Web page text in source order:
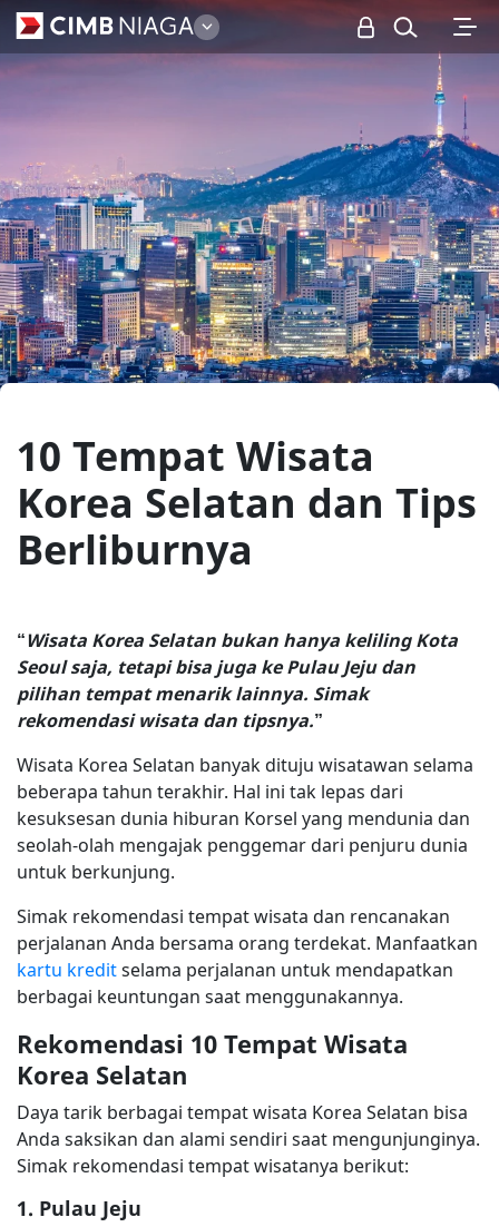
Personal
10 Tempat Wisata
Korea Selatan dan Tips
Berliburnya
“Wisata Korea Selatan bukan hanya keliling Kota
Seoul saja, tetapi bisa juga ke Pulau Jeju dan
pilihan tempat menarik lainnya. Simak
rekomendasi wisata dan tipsnya.”
Wisata Korea Selatan banyak dituju wisatawan selama
beberapa tahun terakhir. Hal ini tak lepas dari
kesuksesan dunia hiburan Korsel yang mendunia dan
seolah-olah mengajak penggemar dari penjuru dunia
untuk berkunjung.
Simak rekomendasi tempat wisata dan rencanakan
perjalanan Anda bersama orang terdekat. Manfaatkan
kartu kreditselama perjalanan untuk mendapatkan
berbagai keuntungan saat menggunakannya.
Rekomendasi 10 Tempat Wisata
Korea Selatan
Daya tarik berbagai tempat wisata Korea Selatan bisa
Anda saksikan dan alami sendiri saat mengunjunginya.
Simak rekomendasi tempat wisatanya berikut:
1. Pulau Jeju